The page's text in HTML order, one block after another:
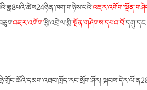
འཇར་འགོག་
འཇར་འགོག་ཕྱི་འབྲེལ་གྱི་སྔོན་གཤེགས་དཔའ་བོ་དགུ་དང